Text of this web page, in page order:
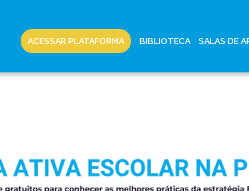
ACESSAR PLATAFORMA BIBLIOTECA SALAS DE